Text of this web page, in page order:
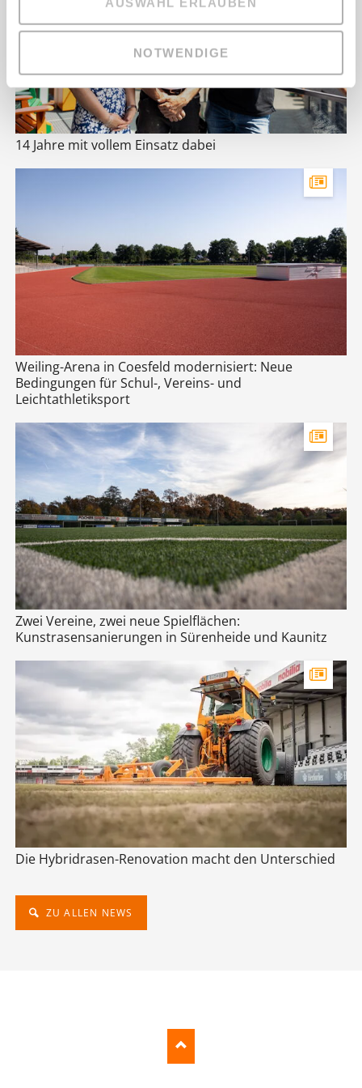
NOTWENDIGE
14 Jahre mit vollem Einsatz dabei
Weiling-Arena in Coesfeld modernisiert: Neue
Bedingungen für Schul-, Vereins- und
Leichtathletiksport
Zwei Vereine, zwei neue Spielflächen:
Kunstrasensanierungen in Sürenheide und Kaunitz
Die Hybridrasen-Renovation macht den Unterschied
ZU ALLEN NEWS